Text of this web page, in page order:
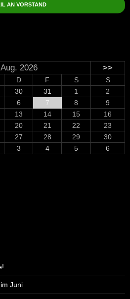
AN VORSTAND
Aug. 2026 >>
D F S
S
30 31 1
2
6 7 8
9
13 14 15
16
20 21 22
23
27 28 29
30
3 4 5 6
Juni